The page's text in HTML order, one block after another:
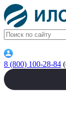
8 (800) 100-28-84